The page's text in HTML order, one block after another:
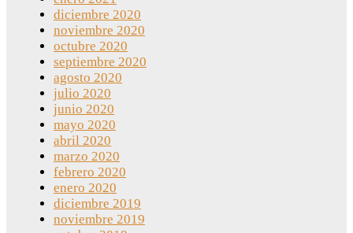
diciembre 2020
noviembre 2020
octubre 2020
septiembre 2020
agosto 2020
julio 2020
junio 2020
mayo 2020
abril 2020
marzo 2020
febrero 2020
enero 2020
diciembre 2019
noviembre 2019